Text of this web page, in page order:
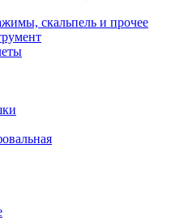
скальпель и прочее